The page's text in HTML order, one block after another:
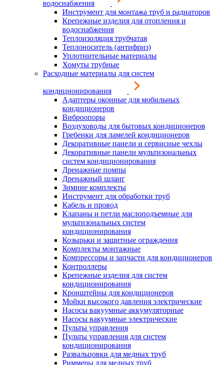
водоснабжения
Инструмент для монтажа труб и радиаторов
Крепежные изделия для отопления и
водоснабжения
Теплоизоляция трубчатая
Теплоноситель (антифриз)
Уплотнительные материалы
Хомуты трубные
Расходные материалы для систем
кондиционирования
Адаптеры оконные для мобильных
кондиционеров
Виброопоры
Воздуховоды для бытовых кондиционеров
Гребенки для ламелей кондиционеров
Декоративные панели и сервисные чехлы
Декоративные панели мультизональных
систем кондиционирования
Дренажные помпы
Дренажный шланг
Зимние комплекты
Инструмент для обработки труб
Кабель и провод
Клапаны и петли маслоподъемные для
мультизональных систем
кондиционирования
Козырьки и защитные ограждения
Комплекты монтажные
Компрессоры и запчасти для кондиционеров
Контроллеры
Крепежные изделия для систем
кондиционирования
Кронштейны для кондиционеров
Мойки высокого давления электрические
Насосы вакуумные аккумуляторные
Насосы вакуумные электрические
Пульты управления
Пульты управления для систем
кондиционирования
Развальцовки для медных труб
Риммеры для медных труб